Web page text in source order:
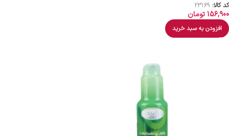
کد کالا: 23169
156,900تومان
افزودن به سبد خرید